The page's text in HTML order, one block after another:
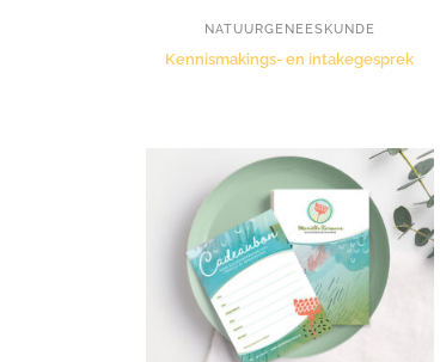
NATUURGENEESKUNDE
Kennismakings- en intakegesprek